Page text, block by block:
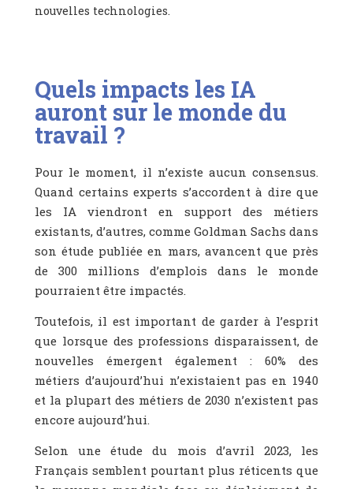
nouvelles technologies.
Quels impacts les IA
auront sur le monde du
travail ?
Pour le moment, il n’existe aucun consensus.
Quand certains experts s’accordent à dire que
les IA viendront en support des métiers
existants, d’autres, comme Goldman Sachs dans
son étude publiée en mars, avancent que près
de 300 millions d’emplois dans le monde
pourraient être impactés.
Toutefois, il est important de garder à l’esprit
que lorsque des professions disparaissent, de
nouvelles émergent également : 60% des
métiers d’aujourd’hui n’existaient pas en 1940
et la plupart des métiers de 2030 n’existent pas
encore aujourd’hui.
Selon une étude du mois d’avril 2023, les
Français semblent pourtant plus réticents que